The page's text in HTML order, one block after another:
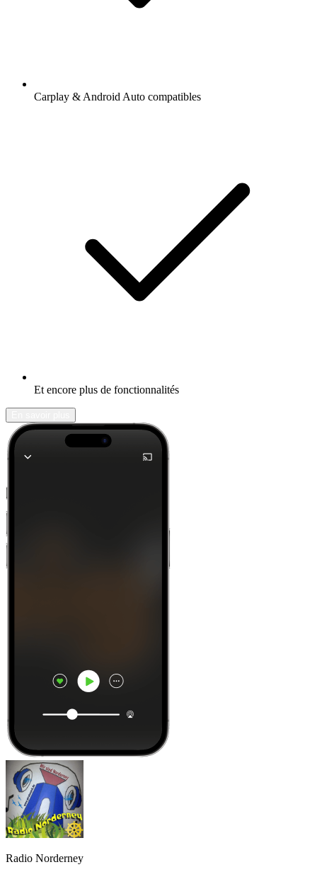
Carplay & Android Auto compatibles
Et encore plus de fonctionnalités
Radio Norderney